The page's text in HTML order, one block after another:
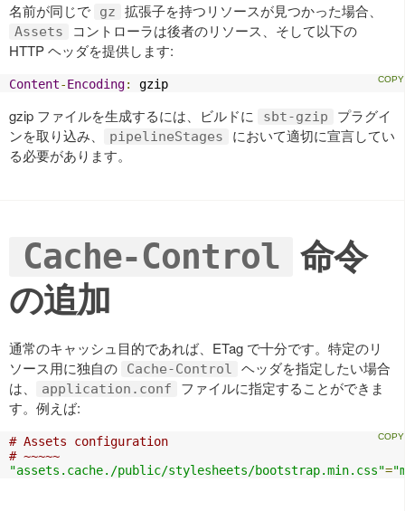
名前が同じで gz 拡張子を持つリソースが見つかった場合、
Assets
コントローラは後者のリソース、そして以下の
HTTP ヘッダを提供します:
Content-Encoding: gzip
gzip ファイルを生成するには、ビルドに sbt-gzip
プラグイ
ンを取り込み、
pipelineStages
において適切に宣言してい
る必要があります。
Cache-Control 命令
の追加
通常のキャッシュ目的であれば、ETag で十分です。特定のリ
ソース用に独自の
Cache-Control
ヘッダを指定したい場合
は、
application.conf
ファイルに指定することができま
す。例えば:
# Assets configuration
# ~~~~~
"assets.cache./public/stylesheets/bootstrap.min.css"=